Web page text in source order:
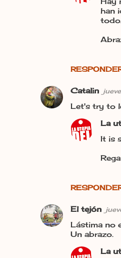
han
Catalin
Let's try to
La
It is
El tejón
Lástima no
Un abrazo.
La